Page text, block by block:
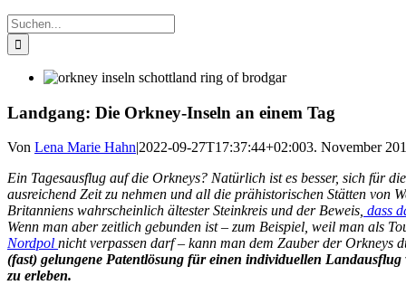
Suche
nach:
Landgang: Die Orkney-Inseln an einem Tag
Von Lena Marie Hahn|2022-09-27T17:37:44+02:003. November
Ein Tagesausflug auf die Orkneys? Natürlich ist es besser, sich für
ausreichend Zeit zu nehmen und all die prähistorischen Stätten von
Britanniens wahrscheinlich ältester Steinkreis und der Beweis, dass
Wenn man aber zeitlich gebunden ist – zum Beispiel, weil man als
Nordpol nicht verpassen darf – kann man dem Zauber der Orkneys
(fast) gelungene Patentlösung für einen individuellen
zu erleben.